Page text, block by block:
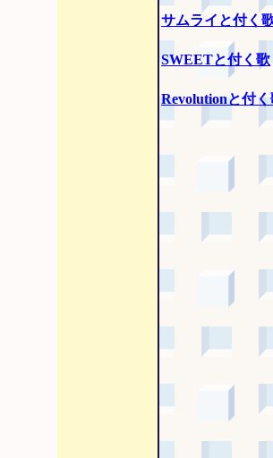
サムライと付く
SWEETと付く歌
Revolutionと付く